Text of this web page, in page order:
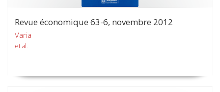
Revue économique 63-6, novembre 2012
Varia
et al.